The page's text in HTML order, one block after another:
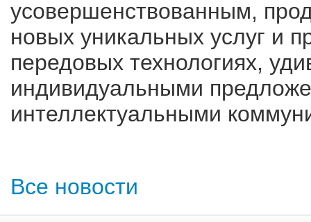
усовершенствованным,
новых уникальных услуг и
передовых технологиях,
индивидуальными
интеллектуальными
Все новости